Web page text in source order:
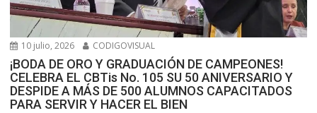
10 julio, 2026 CODIGOVISUAL
¡BODA DE ORO Y GRADUACIÓN DE CAMPEONES!
CELEBRA EL CBTis No. 105 SU 50 ANIVERSARIO Y
DESPIDE A MÁS DE 500 ALUMNOS CAPACITADOS
PARA SERVIR Y HACER EL BIEN